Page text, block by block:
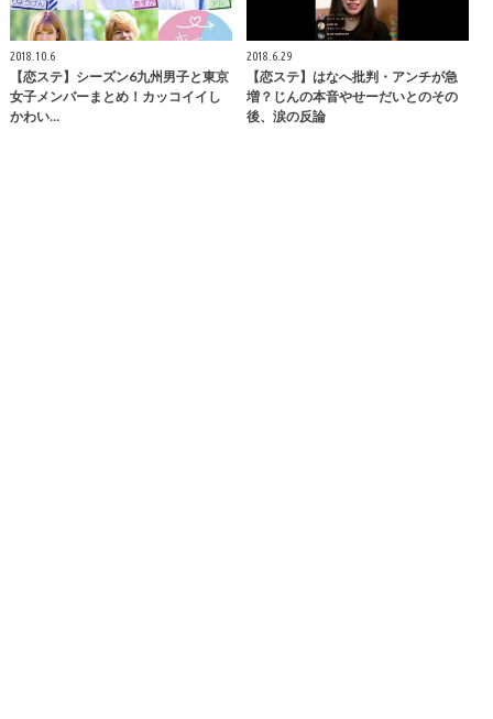
2018.10.6
【恋ステ】シーズン6九州男子と東京
女子メンバーまとめ！カッコイイし
かわい…
2018.6.29
【恋ステ】はなへ批判・アンチが急
増？じんの本音やせーだいとのその
後、涙の反論